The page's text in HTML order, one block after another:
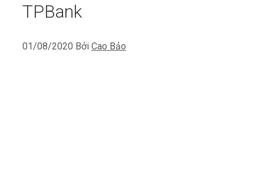
TPBank
01/08/2020 Bởi Cao Bảo